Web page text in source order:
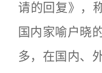
请的回复》，
国内家喻户晓
多，在国内、